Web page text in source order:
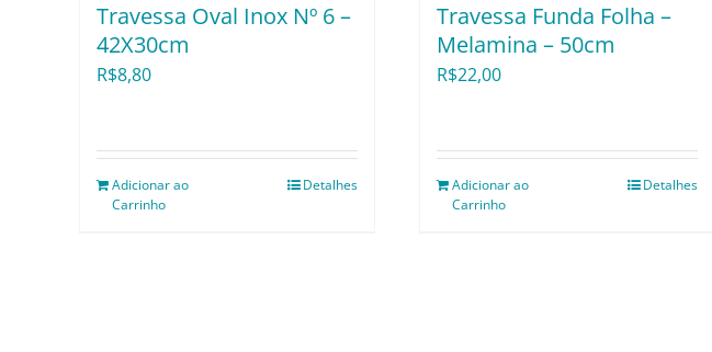
Travessa Oval Inox Nº 6 –
42X30cm
R$8,80
Adicionar ao
Carrinho
Detalhes
Travessa Funda Folha –
Melamina – 50cm
R$22,00
Adicionar ao
Carrinho
Detalhes